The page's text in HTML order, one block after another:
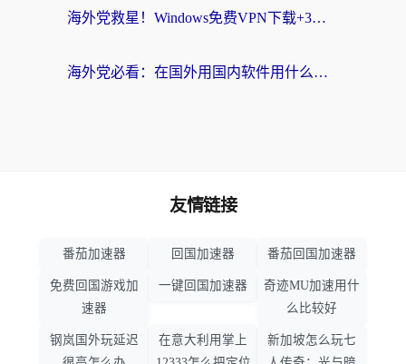
海外党救星！Windows免费VPN下载+3步搞定国内资源无缝访问
海外党必看：在国外用国内软件用什么加速器好？解决追剧游戏办公的终极指南
友情链接
番茄加速器 回国加速器 番茄回国加速器
免费回国游戏加
速器
一键回国加速器
奇迹MU加速用什
么比较好
钢岚国外玩延迟
在意大利用掌上
新加坡怎么玩七